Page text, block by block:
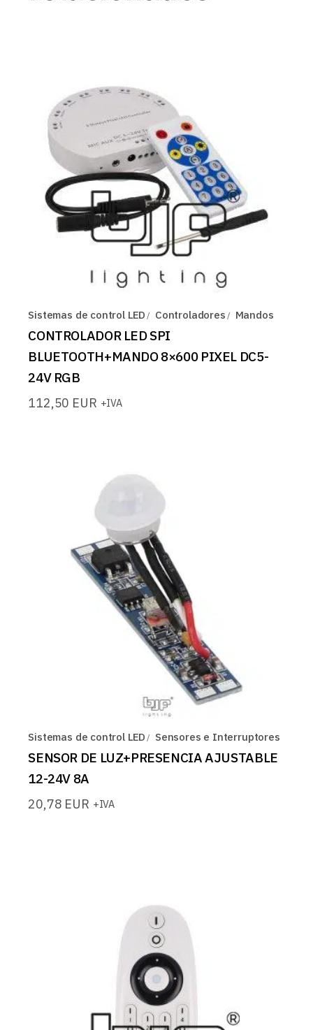
Sistemas de control LED Controladores Mandos
CONTROLADOR LED SPI
BLUETOOTH+MANDO 8×600 PIXEL DC5-
24V RGB
112,50 EUR +IVA
Sistemas de control LED Sensores e Interruptores
SENSOR DE LUZ+PRESENCIA AJUSTABLE
12-24V 8A
20,78 EUR +IVA